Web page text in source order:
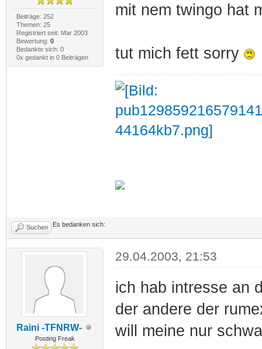
Beiträge: 252
Themen: 25
Registriert seit: Mar 2003
Bewertung: 0
Bedankte sich: 0
0x gedankt in 0 Beiträgen
mit nem twingo hat
tut mich fett sorry
Suchen Es bedanken sich:
Raini -TFNRW-
Posting Freak
29.04.2003, 21:53
ich hab intresse an
der andere der
will meine nur